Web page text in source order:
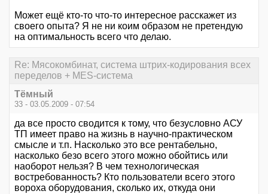
Может ещё кто-то что-то интересное расскажет из
своего опыта? Я не ни коим образом не претендую
на оптимальность всего что делаю.
Re: Мясокомбинат, система штрих-кодирования всех
переделов + MES-система
Тёмный
33 - 03.05.2009 - 07:54
да все просто сводится к тому, что безусловно АСУ
ТП имеет право на жизнь в научно-практическом
смысле и т.п. Насколько это все рентабельно,
насколько безо всего этого можно обойтись или
наоборот нельзя? В чем технологическая
востребованность? Кто пользователи всего этого
вороха оборудования, сколько их, откуда они